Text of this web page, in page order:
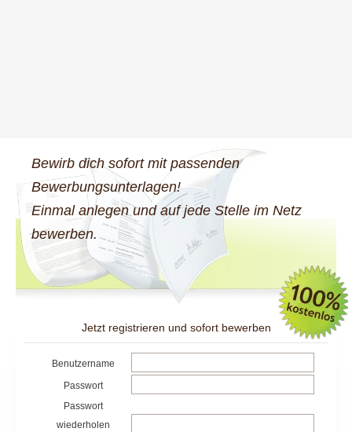
Bewirb dich sofort mit passenden
Bewerbungsunterlagen!
Einmal anlegen und auf jede Stelle im Netz
bewerben.
Jetzt registrieren und sofort bewerben
Benutzername
Passwort
Passwort
wiederholen